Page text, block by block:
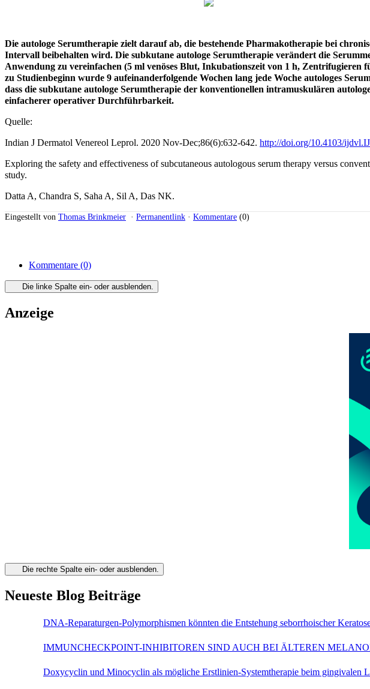
Die autologe Serumtherapie zielt darauf ab, die bestehende Pharmakotherapie bei
Intervall beibehalten wird. Die subkutane autologe Serumtherapie verändert die
Anwendung zu vereinfachen (5 ml venöses Blut, Inkubationszeit von 1 h,
zu Studienbeginn wurde 9 aufeinanderfolgende Wochen lang jede Woche autologes
dass die subkutane autologe Serumtherapie der konventionellen intramuskulären
einfacherer operativer Durchführbarkeit.
Quelle:
Indian J Dermatol Venereol Leprol. 2020 Nov-Dec;86(6):632-642. http://doi.org/10.4103/
Exploring the safety and effectiveness of subcutaneous autologous serum therapy versus
study.
Datta A, Chandra S, Saha A, Sil A, Das NK.
Eingestellt von Thomas Brinkmeier · Permanentlink · Kommentare (0)
Kommentare (0)
Die linke Spalte ein- oder ausblenden.
Anzeige
Die rechte Spalte ein- oder ausblenden.
Neueste Blog Beiträge
DNA-Reparaturgen-Polymorphismen könnten die Entstehung seborrhoischer
IMMUNCHECKPOINT-INHIBITOREN SIND AUCH BEI ÄLTEREN
Doxycyclin und Minocyclin als mögliche Erstlinien-Systemtherapie beim gingivalen